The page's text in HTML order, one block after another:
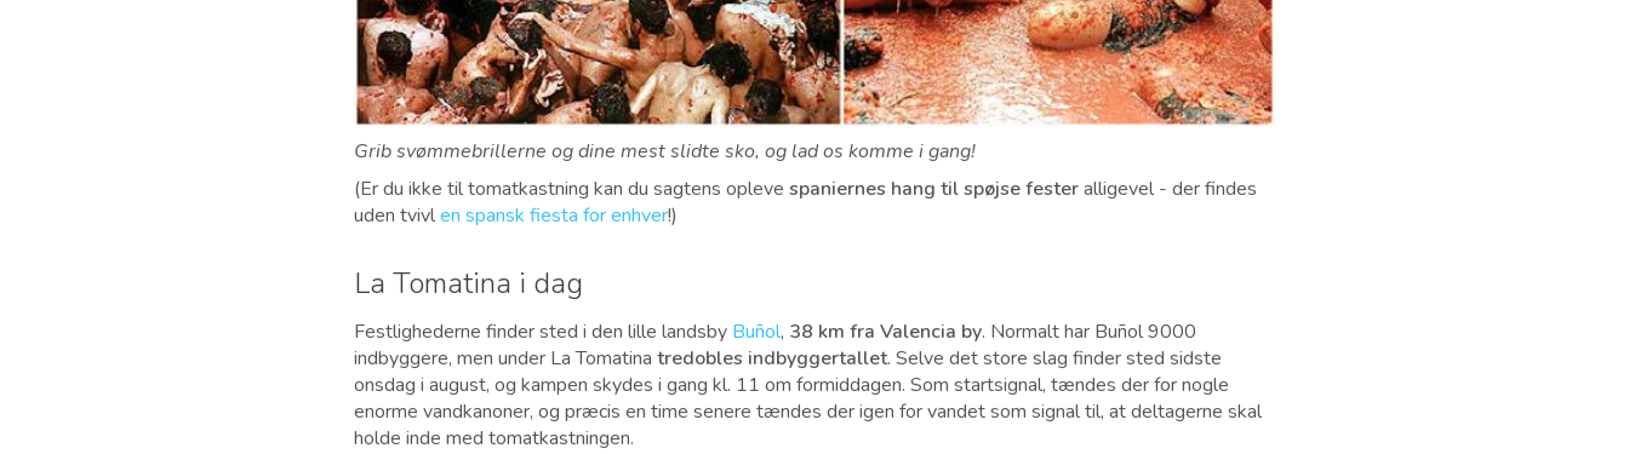
Grib svømmebrillerne og dine mest slidte sko, og lad os komme i gang!
(Er du ikke til tomatkastning kan du sagtens opleve spaniernes hang til spøjse festeralligevel - der findes
uden tvivlen spansk fiesta for enhver!)
La Tomatina i dag
Festlighederne finder sted i den lille landsby Buñol, 38 km fra Valencia by. Normalt har Buñol 9000
indbyggere, men under La Tomatina tredobles indbyggertallet. Selve det store slag finder sted sidste
onsdag i august, og kampen skydes i gang kl. 11 om formiddagen. Som startsignal, tændes der for nogle
enorme vandkanoner, og præcis en time senere tændes der igen for vandet som signal til, at deltagerne skal
holde inde med tomatkastningen.